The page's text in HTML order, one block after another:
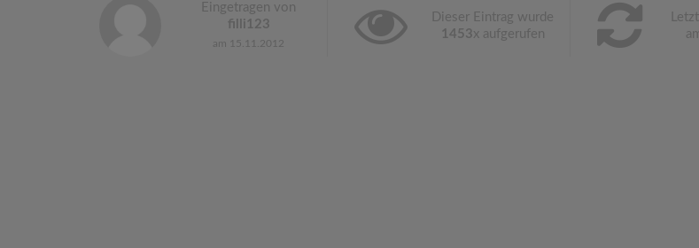
Eingetragen von
filli123
am 15.11.2012
Dieser Eintrag wurde
1453x aufgerufen